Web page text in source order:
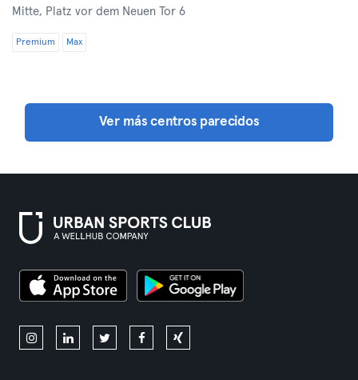
Mitte, Platz vor dem Neuen Tor 6
Premium Max
Ver más centros parecidos